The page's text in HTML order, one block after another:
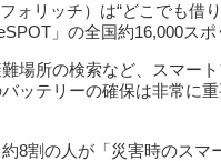
ォリッチ）は“どこでも借
」の全国約16,000スポ
場所の検索など、スマー
ッテリーの確保は非常に重
8割の人が「災害時のス